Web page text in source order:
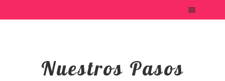
Nuestros Pasos